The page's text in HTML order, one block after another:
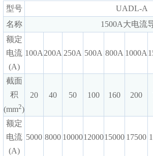
型号
UADL-A
名称
1500A大电流
额定
电流
(A)
100A200A250A 500A 800A 1000A
截面
积
(mm2)
20 40 50 100 160 200
额定
电流
(A)
5000 8000 100001200015000 17500